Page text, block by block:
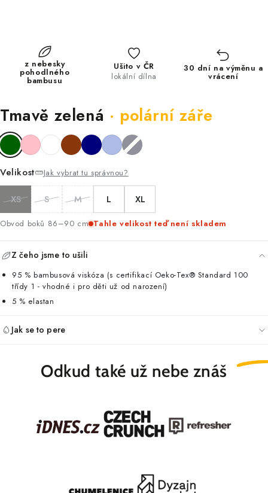
z nebesky
pohodlného
bambusu
Ušito v ČR
lokální dílna
30 dní na výměnu a
vrácení
Tmavě zelená · polární záře
Velikost Jak vybrat tu správnou?
XS S M L XL
Obvod boků 86–90 cm Tahle velikost teď není skladem
Z čeho jsme to ušili
95 % bambusová viskóza (s certifikací Oeko-Tex® Standard 100
třídy 1 - vhodné i pro děti už od narození)
5 % elastan
Jak se to pere
Odkud také už nebe znáš